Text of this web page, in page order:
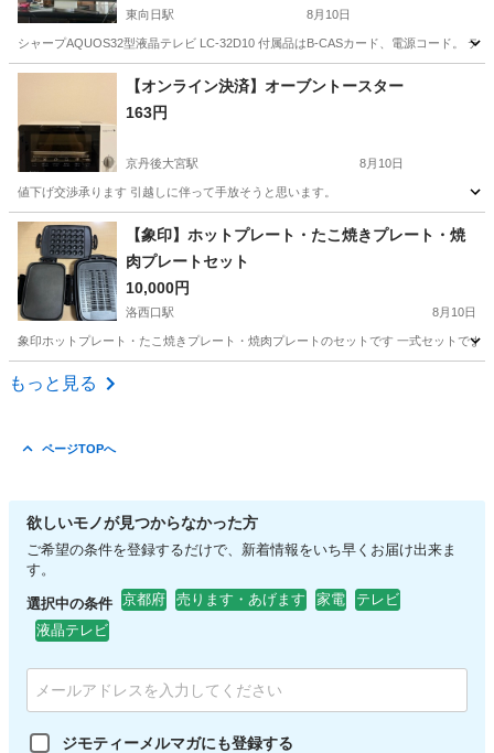
東向日駅 8月10日
シャープAQUOS32型液晶テレビ LC-32D10 付属品はB-CASカード、電源コード。 テ
京都 京都市 東向日駅 テレビ SHARP
【オンライン決済】オーブントースター
163円
京丹後大宮駅 8月10日
値下げ交渉承ります 引越しに伴って手放そうと思います。
京都 京丹後市 京丹後大宮駅 キッチン家電
【象印】ホットプレート・たこ焼きプレート・焼
肉プレートセット
10,000円
洛西口駅 8月10日
象印ホットプレート・たこ焼きプレート・焼肉プレートのセットです 一式セットで
京都 京都市
もっと見る
ページTOPへ
欲しいモノが見つからなかった方
ご希望の条件を登録するだけで、新着情報をいち早くお届け出来ま
す。
選択中の条件 京都府 売ります・あげます 家電
テレビ
液晶テレビ
ジモティーメルマガにも登録する